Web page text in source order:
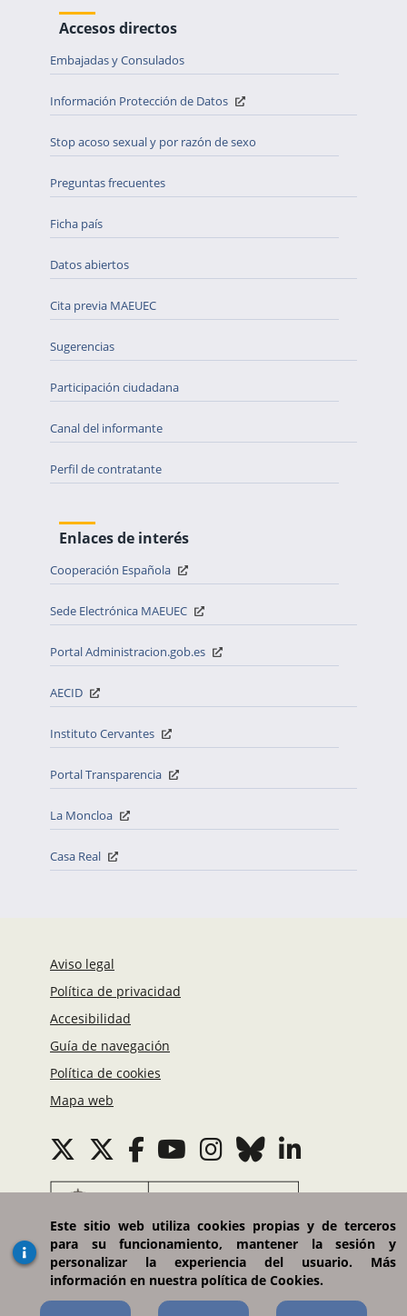
Accesos directos
Embajadas y Consulados
Información Protección de Datos
Stop acoso sexual y por razón de sexo
Preguntas frecuentes
Ficha país
Datos abiertos
Cita previa MAEUEC
Sugerencias
Participación ciudadana
Canal del informante
Perfil de contratante
Enlaces de interés
Cooperación Española
Sede Electrónica MAEUEC
Portal Administracion.gob.es
AECID
Instituto Cervantes
Portal Transparencia
La Moncloa
Casa Real
Aviso legal
Política de privacidad
Accesibilidad
Guía de navegación
Política de cookies
Mapa web
Ministerio de Asuntos Exteriores, Unión Europea
y Cooperación
Plaza del Marqués de Salamanca, 8. 28006 Madrid
Este sitio web utiliza cookies propias y de terceros
para su funcionamiento, mantener la sesión y
personalizar la experiencia del usuario. Más
información en nuestra política de Cookies.